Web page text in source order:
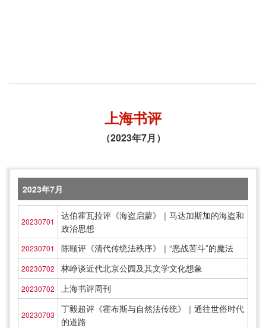
上海书评
（2023年7月）
2023年7月
20230701
达伯霍瓦拉评《海盗启蒙》｜马达加斯加的海盗和
政治思想
20230701 陈颐评《清代传统法秩序》｜“恶战苦斗”的魔法
20230702 林峥谈近代北京公园及其文学文化想象
20230702 上海书评周刊
20230703
丁毅超评《霍布斯与自然法传统》｜通往世俗时代
的道路